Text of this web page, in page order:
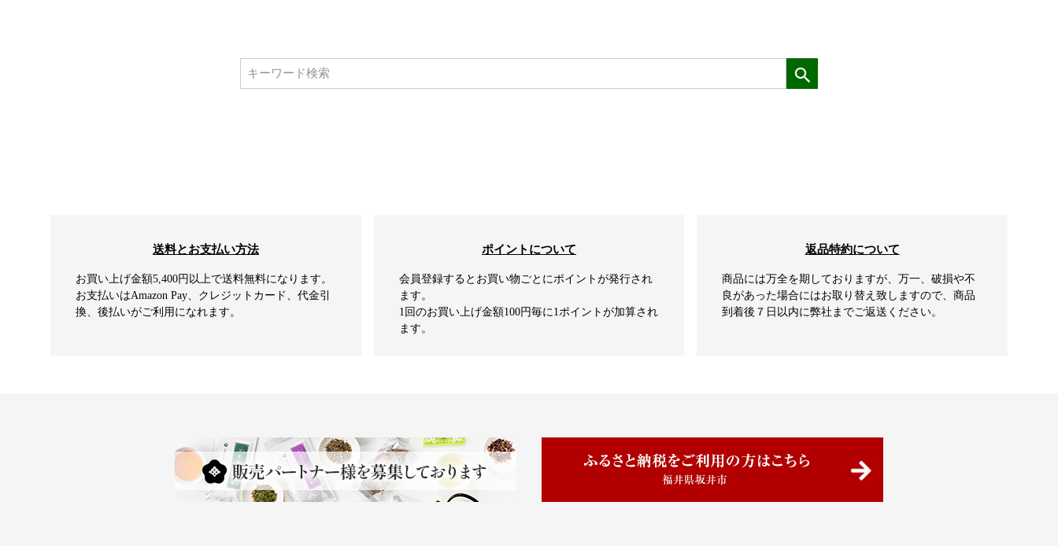
送料とお支払い方法
お買い上げ金額5,400円以上で送料無料になります。
お支払いはAmazon Pay、クレジットカード、代金引
換、後払いがご利用になれます。
ポイントについて
会員登録するとお買い物ごとにポイントが発行され
ます。
1回のお買い上げ金額100円毎に1ポイントが加算され
ます。
返品特約について
商品には万全を期しておりますが、万一、破損や不
良があった場合にはお取り替え致しますので、商品
到着後７日以内に弊社までご返送ください。